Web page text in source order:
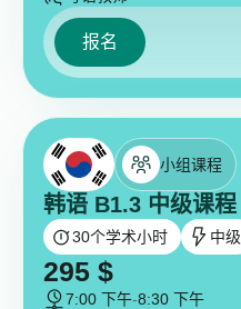
报名
小组课程
韩语 B1.3 中级课程
30个学术小时 中级
295 $
7:00 下午-8:30 下午